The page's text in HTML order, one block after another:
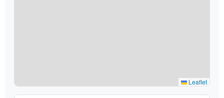
Leaflet